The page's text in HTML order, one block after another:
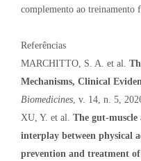
complemento ao
Referências
MARCHITTO, S. A. et al.
Mechanisms, Clinical
Biomedicines , v. 14, n. 5,
XU, Y. et al. The gut-muscle
interplay between physical
prevention and treatment